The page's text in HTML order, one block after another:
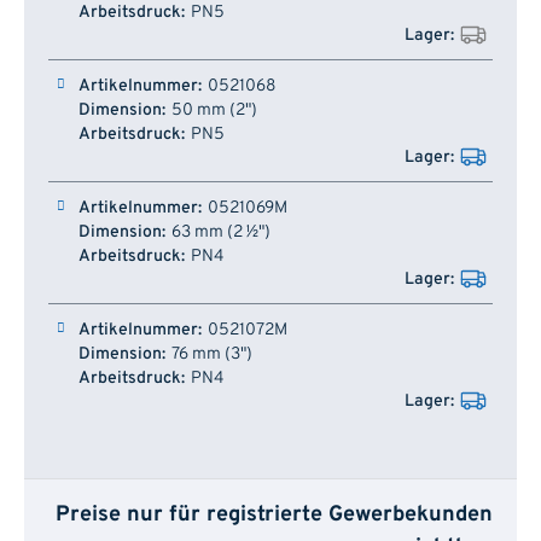
PN5
0521068
50 mm (2")
PN5
0521069M
63 mm (2 ½")
PN4
0521072M
76 mm (3")
PN4
Preise nur für registrierte Gewerbekunden